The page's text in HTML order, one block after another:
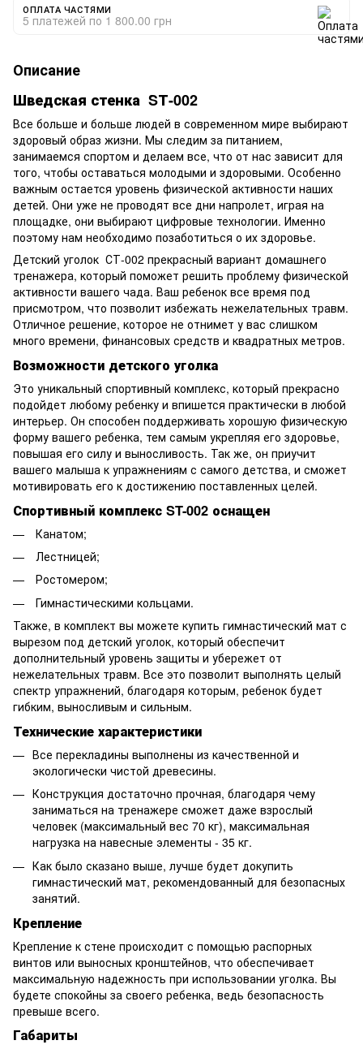
ОПЛАТА ЧАСТЯМИ
5 платежей по 1 800.00 грн
Описание
Шведская стенка SТ-002
Все больше и больше людей в современном мире выбирают
здоровый образ жизни. Мы следим за питанием,
занимаемся спортом и делаем все, что от нас зависит для
того, чтобы оставаться молодыми и здоровыми. Особенно
важным остается уровень физической активности наших
детей. Они уже не проводят все дни напролет, играя на
площадке, они выбирают цифровые технологии. Именно
поэтому нам необходимо позаботиться о их здоровье.
Детский уголок СТ-002 прекрасный вариант домашнего
тренажера, который поможет решить проблему физической
активности вашего чада. Ваш ребенок все время под
присмотром, что позволит избежать нежелательных травм.
Отличное решение, которое не отнимет у вас слишком
много времени, финансовых средств и квадратных метров.
Возможности детского уголка
Это уникальный спортивный комплекс, который прекрасно
подойдет любому ребенку и впишется практически в любой
интерьер. Он способен поддерживать хорошую физическую
форму вашего ребенка, тем самым укрепляя его здоровье,
повышая его силу и выносливость. Так же, он приучит
вашего малыша к упражнениям с самого детства, и сможет
мотивировать его к достижению поставленных целей.
Спортивный комплекс ST-002 оснащен
Канатом;
Лестницей;
Ростомером;
Гимнастическими кольцами.
Также, в комплект вы можете купить гимнастический мат с
вырезом под детский уголок, который обеспечит
дополнительный уровень защиты и убережет от
нежелательных травм. Все это позволит выполнять целый
спектр упражнений, благодаря которым, ребенок будет
гибким, выносливым и сильным.
Технические характеристики
Все перекладины выполнены из качественной и
экологически чистой древесины.
Конструкция достаточно прочная, благодаря чему
заниматься на тренажере сможет даже взрослый
человек (максимальный вес 70 кг), максимальная
нагрузка на навесные элементы - 35 кг.
Как было сказано выше, лучше будет докупить
гимнастический мат, рекомендованный для безопасных
занятий.
Крепление
Крепление к стене происходит с помощью распорных
винтов или выносных кронштейнов, что обеспечивает
максимальную надежность при использовании уголка. Вы
будете спокойны за своего ребенка, ведь безопасность
превыше всего.
Габариты